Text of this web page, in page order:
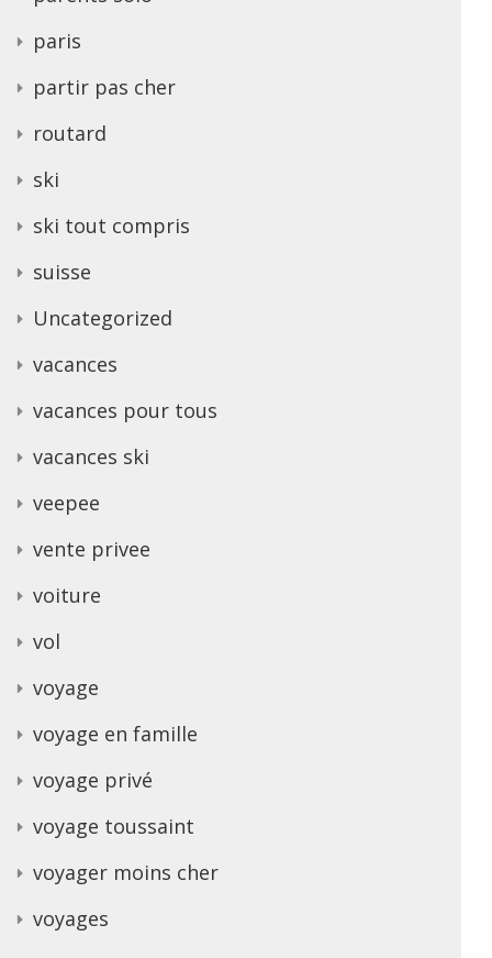
paris
partir pas cher
routard
ski
ski tout compris
suisse
Uncategorized
vacances
vacances pour tous
vacances ski
veepee
vente privee
voiture
vol
voyage
voyage en famille
voyage privé
voyage toussaint
voyager moins cher
voyages